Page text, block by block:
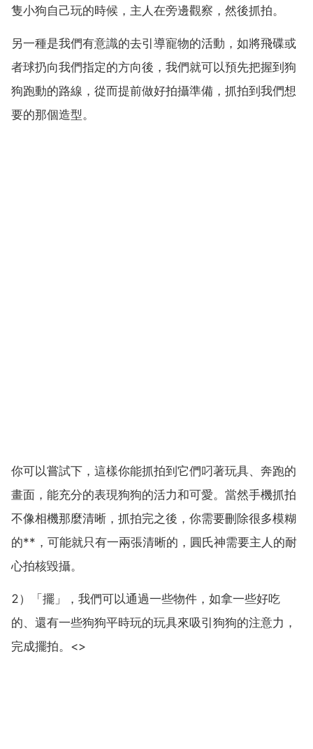
隻小狗自己玩的時候，主人在旁邊觀察，然後抓拍。
另一種是我們有意識的去引導寵物的活動，如將飛碟或
者球扔向我們指定的方向後，我們就可以預先把握到狗
狗跑動的路線，從而提前做好拍攝準備，抓拍到我們想
要的那個造型。
你可以嘗試下，這樣你能抓拍到它們叼著玩具、奔跑的
畫面，能充分的表現狗狗的活力和可愛。當然手機抓拍
不像相機那麼清晰，抓拍完之後，你需要刪除很多模糊
的**，可能就只有一兩張清晰的，圓氏神需要主人的耐
心拍核毀攝。
2）「擺」，我們可以通過一些物件，如拿一些好吃
的、還有一些狗狗平時玩的玩具來吸引狗狗的注意力，
完成擺拍。<>